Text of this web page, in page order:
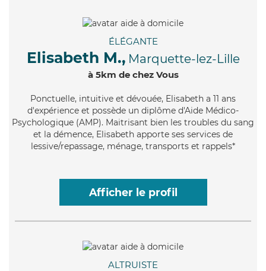
ÉLÉGANTE
Elisabeth M., Marquette-lez-Lille
à 5km de chez Vous
Ponctuelle, intuitive et dévouée, Elisabeth a 11 ans
d'expérience et possède un diplôme d'Aide Médico-
Psychologique (AMP). Maitrisant bien les troubles du sang
et la démence, Elisabeth apporte ses services de
lessive/repassage, ménage, transports et rappels*
Afficher le profil
ALTRUISTE